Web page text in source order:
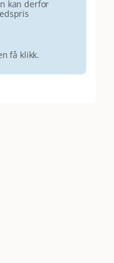
kan derfor
få klikk.